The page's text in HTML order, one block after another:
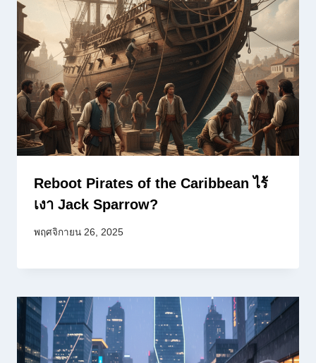
Reboot Pirates of the Caribbean ไร้
เงา Jack Sparrow?
พฤศจิกายน 26, 2025